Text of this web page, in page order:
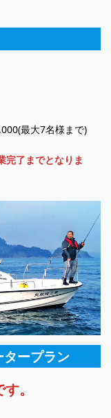
最大7名様まで)
完了までとなりま
ープラン
。